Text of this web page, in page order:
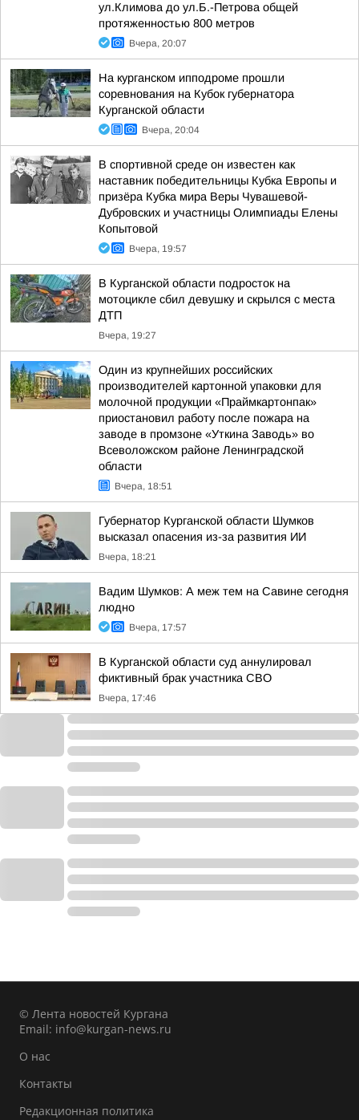
ул.Климова до ул.Б.-Петрова общей
протяженностью 800 метров
Вчера, 20:07
На курганском ипподроме прошли
соревнования на Кубок губернатора
Курганской области
Вчера, 20:04
В спортивной среде он известен как
наставник победительницы Кубка Европы и
призёра Кубка мира Веры Чувашевой-
Дубровских и участницы Олимпиады Елены
Копытовой
Вчера, 19:57
В Курганской области подросток на
мотоцикле сбил девушку и скрылся с места
ДТП
Вчера, 19:27
Один из крупнейших российских
производителей картонной упаковки для
молочной продукции «Праймкартонпак»
приостановил работу после пожара на
заводе в промзоне «Уткина Заводь» во
Всеволожском районе Ленинградской
области
Вчера, 18:51
Губернатор Курганской области Шумков
высказал опасения из-за развития ИИ
Вчера, 18:21
Вадим Шумков: А меж тем на Савине сегодня
людно
Вчера, 17:57
В Курганской области суд аннулировал
фиктивный брак участника СВО
Вчера, 17:46
© Лента новостей Кургана
Email: info@kurgan-news.ru
О нас
Контакты
Редакционная политика